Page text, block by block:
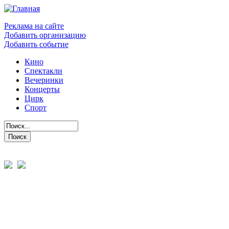
Реклама на сайте
Добавить организацию
Добавить событие
Кино
Спектакли
Вечеринки
Концерты
Цирк
Спорт